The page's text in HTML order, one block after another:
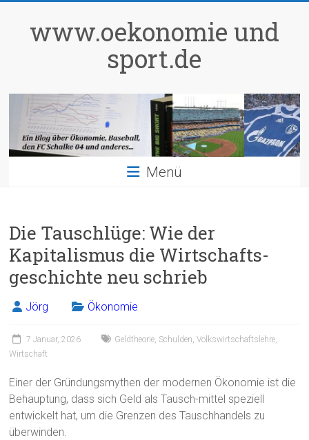
springenwww.oekonomie und
sport.de
Menü
Die Tauschlüge: Wie der
Kapitalismus die Wirtschafts-
geschichte neu schrieb
Jörg Ökonomie
7 Januar, 2026 Geldtheorie, Schulden,Volkswirtschaftslehre,
Wirtschaft
Einer der Gründungsmythen der modernen Ökonomie ist die
Behauptung, dass sich Geld als Tausch-mittel speziell
entwickelt hat, um die Grenzen des Tauschhandels zu
überwinden.